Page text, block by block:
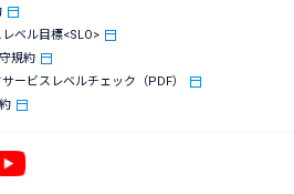
過去のお知らせ
ベル目標<SLO>
規約
ービスレベルチェック（PDF）